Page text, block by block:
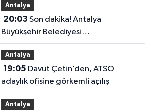
Antalya
20:03
Büyükşehir Belediyesi
soruşturmasında 2 şüpheli serbest
bırakıldı
Antalya
19:05
adaylık ofisine görkemli açılış
Antalya